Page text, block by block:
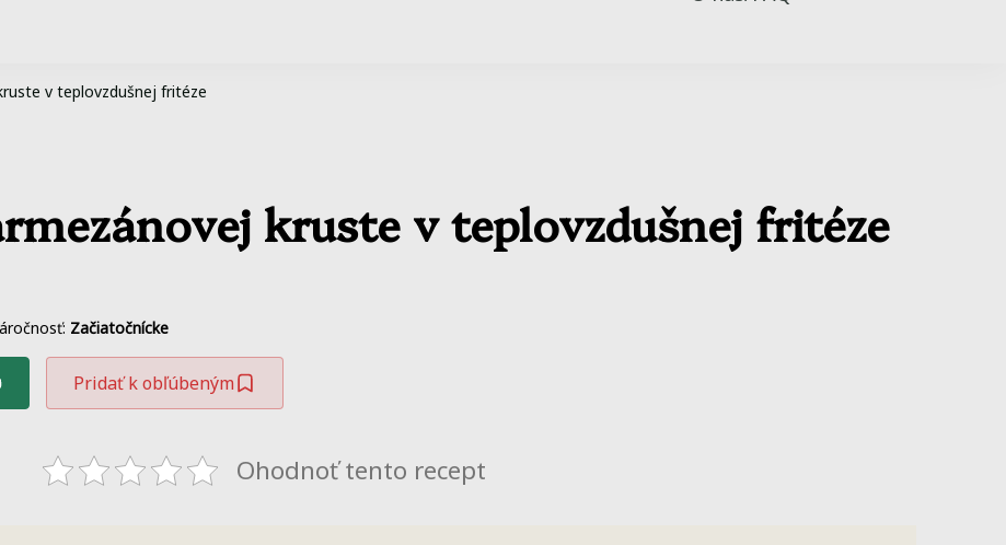
v teplovzdušnej fritéze
kruste v teplovzdušnej fritéze
Začiatočnícke
Pridať k obľúbeným
Ohodnoť tento recept